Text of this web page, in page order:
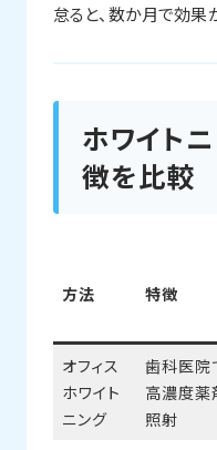
怠ると、数か月で効果
ホワイト
徴を比較
方法 特徴
オフィス
ホワイト
ニング
歯科医院
高濃度薬
照射